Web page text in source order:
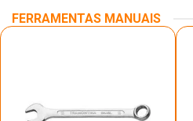
FERRAMENTAS MANUAIS